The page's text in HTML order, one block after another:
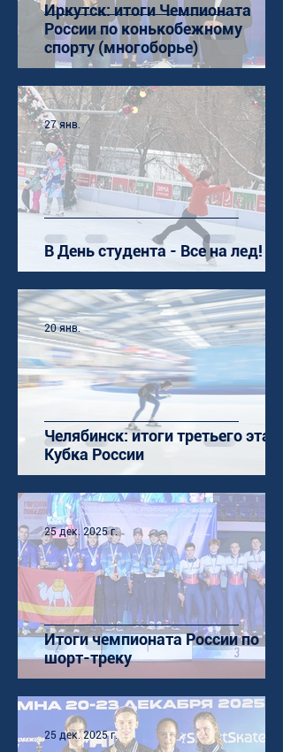
Иркутск: итоги Чемпионата
России по конькобежному
спорту (многоборье)
В День студента - Все на лед!
27 янв.
Челябинск: итоги третьего этапа
Кубка России
20 янв.
Итоги чемпионата России по
шорт-треку
25 дек. 2025 г.
25 дек. 2025 г.